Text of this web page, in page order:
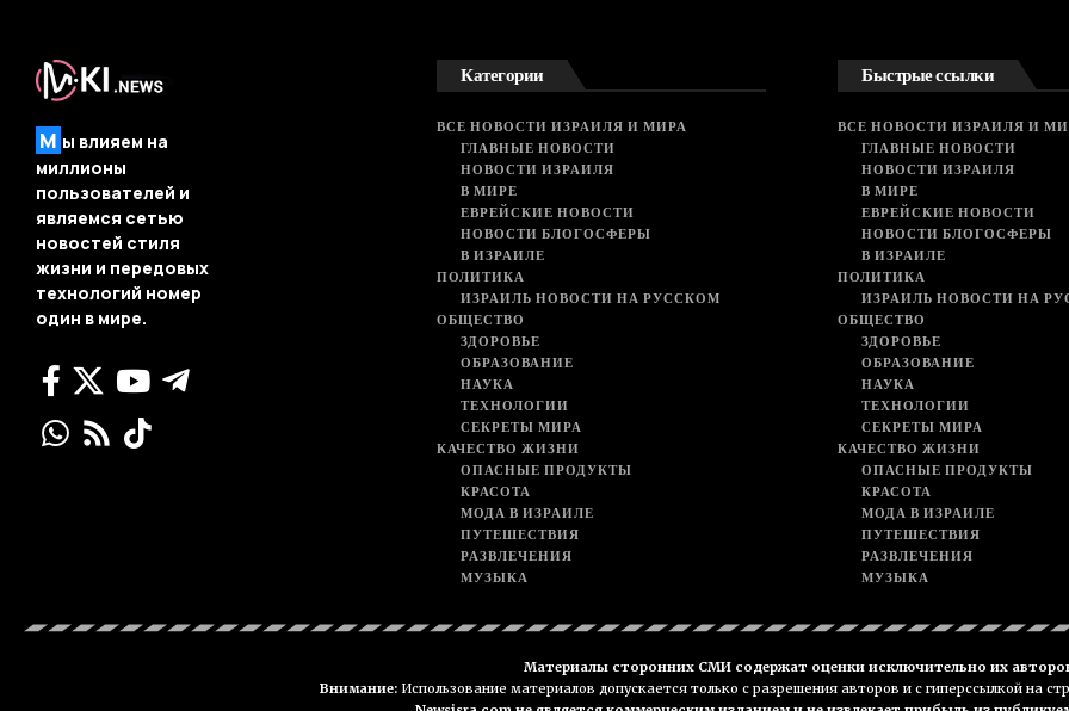
М ы влияем на
миллионы
пользователей и
являемся сетью
новостей стиля
жизни и передовых
технологий номер
один в мире.
Категории
ВСЕ НОВОСТИ ИЗРАИЛЯ И МИРА
ГЛАВНЫЕ НОВОСТИ
НОВОСТИ ИЗРАИЛЯ
В МИРЕ
ЕВРЕЙСКИЕ НОВОСТИ
НОВОСТИ БЛОГОСФЕРЫ
В ИЗРАИЛЕ
ПОЛИТИКА
ИЗРАИЛЬ НОВОСТИ НА РУССКОМ
ОБЩЕСТВО
ЗДОРОВЬЕ
ОБРАЗОВАНИЕ
НАУКА
ТЕХНОЛОГИИ
СЕКРЕТЫ МИРА
КАЧЕСТВО ЖИЗНИ
ОПАСНЫЕ ПРОДУКТЫ
КРАСОТА
МОДА В ИЗРАИЛЕ
ПУТЕШЕСТВИЯ
РАЗВЛЕЧЕНИЯ
МУЗЫКА
Быстрые ссылки
ВСЕ НОВОСТИ ИЗРАИЛЯ И
ГЛАВНЫЕ НОВОСТИ
НОВОСТИ ИЗРАИЛЯ
В МИРЕ
ЕВРЕЙСКИЕ НОВОСТИ
НОВОСТИ БЛОГОСФЕРЫ
В ИЗРАИЛЕ
ПОЛИТИКА
ИЗРАИЛЬ НОВОСТИ НА
ОБЩЕСТВО
ЗДОРОВЬЕ
ОБРАЗОВАНИЕ
НАУКА
ТЕХНОЛОГИИ
СЕКРЕТЫ МИРА
КАЧЕСТВО ЖИЗНИ
ОПАСНЫЕ ПРОДУКТЫ
КРАСОТА
МОДА В ИЗРАИЛЕ
ПУТЕШЕСТВИЯ
РАЗВЛЕЧЕНИЯ
МУЗЫКА
Материалы сторонних СМИ содержат оценки исключительно их
Внимание:Использование материалов допускается только с разрешения авторов и с гиперссылкой на